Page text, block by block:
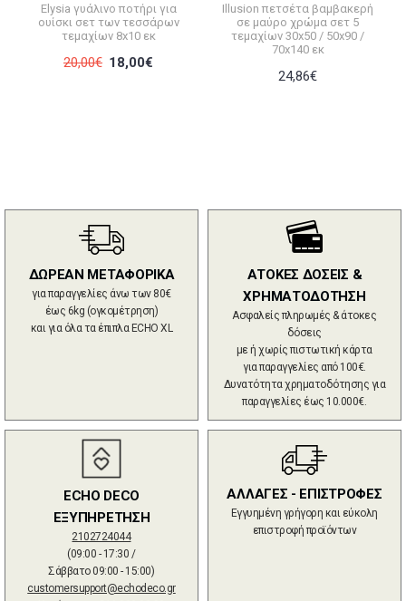
Elysia γυάλινο ποτήρι για
ουίσκι σετ των τεσσάρων
τεμαχίων 8x10 εκ
20,00€ 18,00€
Illusion πετσέτα βαμβακερή
σε μαύρο χρώμα σετ 5
τεμαχίων 30x50 / 50x90 /
70x140 εκ
24,86€
ΔΩΡΕΑΝ ΜΕΤΑΦΟΡΙΚΑ
για παραγγελίες άνω των 80€
έως 6kg (ογκομέτρηση)
και για όλα τα έπιπλα ECHO XL
ΑΤΟΚΕΣ ΔΟΣΕΙΣ &
ΧΡΗΜΑΤΟΔΟΤΗΣΗ
Ασφαλείς πληρωμές & άτοκες
δόσεις
με ή χωρίς πιστωτική κάρτα
για παραγγελίες από 100€.
Δυνατότητα χρηματοδότησης για
παραγγελίες έως 10.000€.
ECHO DECO
ΕΞΥΠΗΡΕΤΗΣΗ
2102724044
(09:00 - 17:30 /
Σάββατο 09:00 - 15:00)
customersupport@echodeco.gr
ΑΛΛΑΓΕΣ - ΕΠΙΣΤΡΟΦΕΣ
Εγγυημένη γρήγορη και εύκολη
επιστροφή προϊόντων